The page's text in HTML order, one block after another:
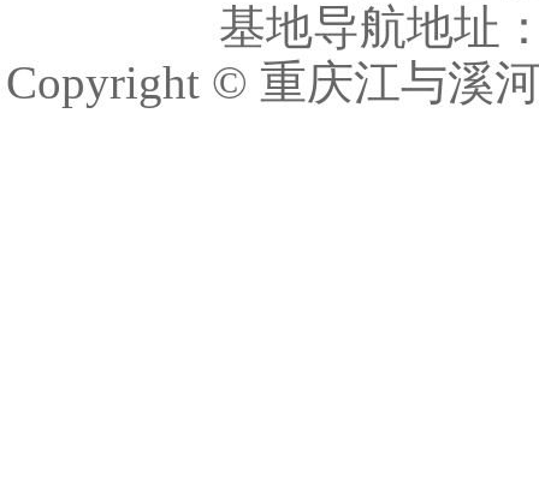
基地导航地址
Copyright © 重庆江与溪